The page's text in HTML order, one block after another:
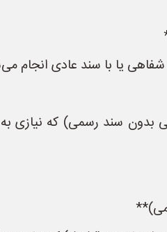
یا با سند عادی انجام
سند رسمی) که نیازی به